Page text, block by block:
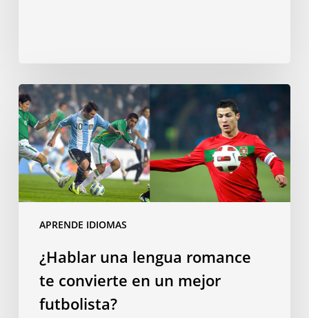
APRENDE IDIOMAS
¿Hablar
una
lengua
romance
te
convierte
en
futbolista?
¿Hablar una lengua romance
te convierte en un mejor
futbolista?